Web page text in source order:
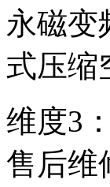
永磁变
式压缩
维度3
售后维